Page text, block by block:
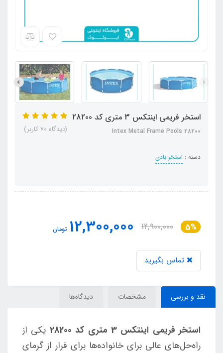
استخر فریمی اینتکس 3 متری کد 28200
Intex Metal Frame Pools 28200
دسته : استخر بادی
(دیدگاه 70 کاربر)
5%
12,900,000
12,300,000 تومان
تماس بگیرید
نقد و بررسی مشخصات دیدگاه‌ها
استخر فریمی اینتکس 3 متری کد 28200
یکی از
راه‌حل‌های عالی برای خانواده‌ها برای فرار از گرمای